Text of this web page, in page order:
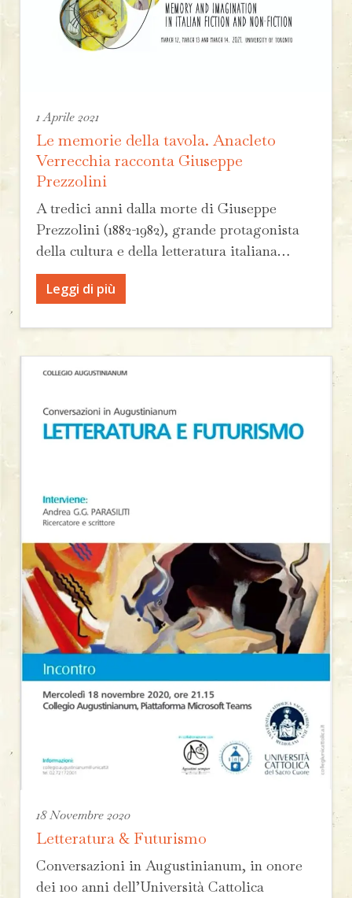
1 Aprile 2021
Le memorie della tavola. Anacleto
Verrecchia racconta Giuseppe
Prezzolini
A tredici anni dalla morte di Giuseppe
Prezzolini (1882-1982), grande protagonista
della cultura e della letteratura italiana…
Leggi di più
18 Novembre 2020
Letteratura & Futurismo
Conversazioni in Augustinianum, in onore
dei 100 anni dell’Università Cattolica